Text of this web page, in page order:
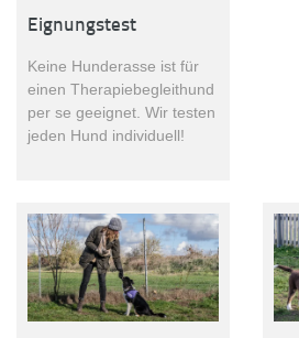
Eignungstest
Keine Hunderasse ist für
einen Therapiebegleithund
per se geeignet. Wir testen
jeden Hund individuell!